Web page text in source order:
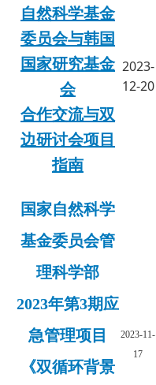
自然科学基金
委员会与韩国
国家研究基金
会
合作交流与双
边研讨会项目
指南
2023-
12-20
国家自然科学
基金委员会管
理科学部
2023年第3期应
急管理项目
《双循环背景
2023-11-
17